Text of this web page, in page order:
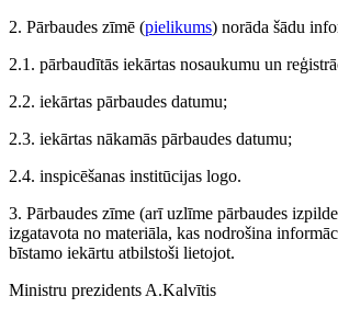
2. Pārbaudes zīmē (pielikums) norāda šādu
2.1. pārbaudītās iekārtas nosaukumu un
2.2. iekārtas pārbaudes datumu;
2.3. iekārtas nākamās pārbaudes datumu;
2.4. inspicēšanas institūcijas logo.
3. Pārbaudes zīme (arī uzlīme pārbaudes
izgatavota no materiāla, kas nodrošina
bīstamo iekārtu atbilstoši lietojot.
Ministru prezidents A.Kalvītis